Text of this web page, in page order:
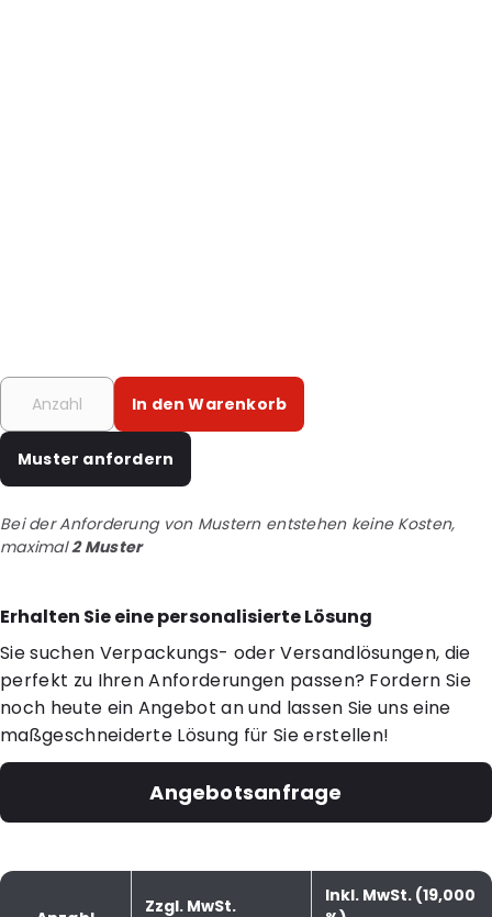
In den Warenkorb
Muster anfordern
Bei der Anforderung von Mustern entstehen keine Kosten,
maximal2 Muster
Erhalten Sie eine personalisierte Lösung
Sie suchen Verpackungs- oder Versandlösungen, die
perfekt zu Ihren Anforderungen passen? Fordern Sie
noch heute ein Angebot an und lassen Sie uns eine
maßgeschneiderte Lösung für Sie erstellen!
Angebotsanfrage
Zzgl. MwSt.
Inkl. MwSt. (19,000